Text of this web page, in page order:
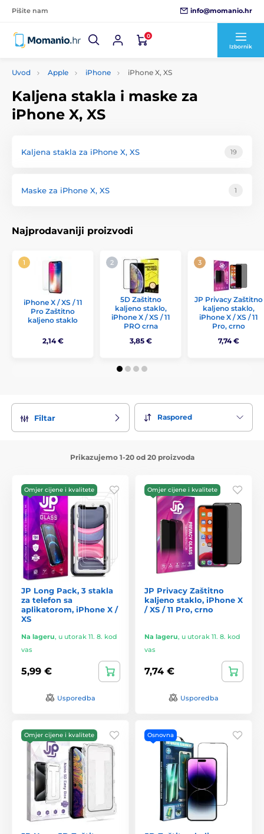
Pišite nam info@momanio.hr
0
Izbornik
Uvod Apple iPhone iPhone X, XS
Kaljena stakla i maske za
iPhone X, XS
Kaljena stakla za iPhone X, XS 19
Maske za iPhone X, XS 1
Najprodavaniji proizvodi
iPhone X / XS / 11
Pro Zaštitno
kaljeno staklo
2,14 €
5D Zaštitno
kaljeno staklo,
iPhone X / XS / 11
PRO crna
3,85 €
JP Privacy Zaštitno
kaljeno staklo,
iPhone X / XS / 11
Pro, crno
7,74 €
Filtar Raspored
Prikazujemo 1-20 od 20 proizvoda
Omjer cijene i kvalitete
JP Long Pack, 3 stakla
za telefon sa
aplikatorom, iPhone X /
XS
Na lageru, u utorak 11. 8. kod
vas
5,99 €
Usporedba
Omjer cijene i kvalitete
JP Privacy Zaštitno
kaljeno staklo, iPhone X
/ XS / 11 Pro, crno
Na lageru, u utorak 11. 8. kod
vas
7,74 €
Usporedba
Omjer cijene i kvalitete Osnovna